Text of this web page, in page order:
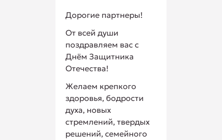
Дорогие партнеры!
От всей души
поздравляем вас с
Днём Защитника
Отечества!
Желаем крепкого
здоровья, бодрости
духа, новых
стремлений, твердых
решений, семейного